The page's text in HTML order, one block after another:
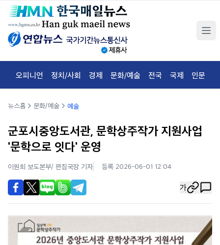
오피니언 정치/사회 경제 문화/예술 전국 국제 인문
뉴스홈 문화/예술 예술
군포시중앙도서관, 문학상주작가 지원사업
'문학으로 잇다' 운영
이원희 보도본부/ 편집국장 기자 등록 2026-06-01 12:04
가